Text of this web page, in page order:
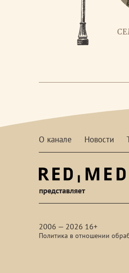
О канале Новости
2006 — 2026 16+
Политика в отношении